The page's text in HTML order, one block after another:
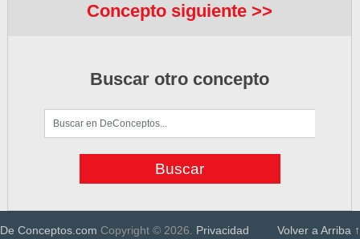
Concepto siguiente >>
Buscar otro concepto
De Conceptos.com Copyright © 2026. Privacidad Volver a Arriba ↑